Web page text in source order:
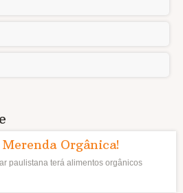
Orgânica!
paulistana terá alimentos orgânicos